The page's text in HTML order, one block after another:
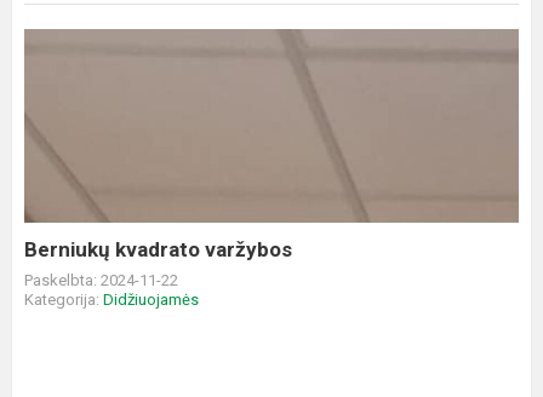
Berniukų kvadrato varžybos
Paskelbta: 2024-11-22
Kategorija: Didžiuojamės